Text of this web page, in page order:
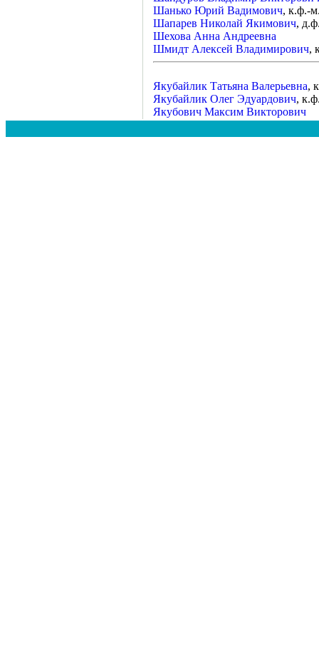
Шанько Юрий Вадимович, к.ф.-
Шапарев Николай Якимович,
Шехова Анна Андреевна
Шмидт Алексей Владимирович,
Якубайлик Татьяна Валерьевна,
Якубайлик Олег Эдуардович,
Якубович Максим Викторович